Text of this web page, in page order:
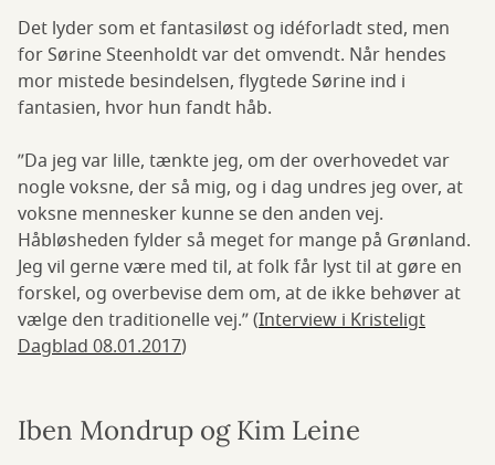
Det lyder som et fantasiløst og idéforladt sted, men
for Sørine Steenholdt var det omvendt. Når hendes
mor mistede besindelsen, flygtede Sørine ind i
fantasien, hvor hun fandt håb.
”Da jeg var lille, tænkte jeg, om der overhovedet var
nogle voksne, der så mig, og i dag undres jeg over, at
voksne mennesker kunne se den anden vej.
Håbløsheden fylder så meget for mange på Grønland.
Jeg vil gerne være med til, at folk får lyst til at gøre en
forskel, og overbevise dem om, at de ikke behøver at
vælge den traditionelle vej.” (Interview i Kristeligt
Dagblad 08.01.2017)
Iben Mondrup og Kim Leine